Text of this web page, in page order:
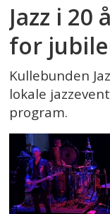
Jazz i 20
for
Kullebunden
lokale
program.